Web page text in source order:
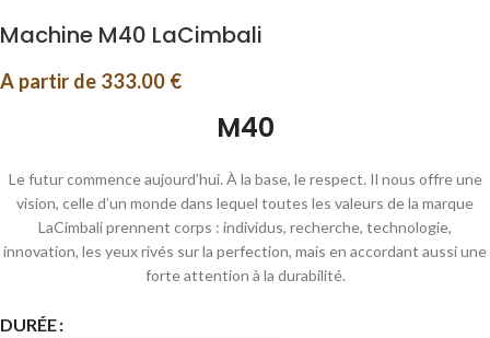
Machine M40 LaCimbali
A partir de 333.00 €
M40
Le futur commence aujourd’hui. À la base, le respect. Il nous offre une
vision, celle d’un monde dans lequel toutes les valeurs de la marque
LaCimbali prennent corps : individus, recherche, technologie,
innovation, les yeux rivés sur la perfection, mais en accordant aussi une
forte attention à la durabilité.
DURÉE